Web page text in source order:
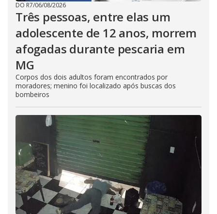
DO R7/06/08/2026
Três pessoas, entre elas um
adolescente de 12 anos, morrem
afogadas durante pescaria em
MG
Corpos dos dois adultos foram encontrados por
moradores; menino foi localizado após buscas dos
bombeiros